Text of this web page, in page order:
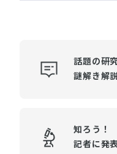
話題の研
謎解き解
知ろう！
記者に発